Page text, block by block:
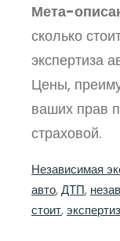
Мета-
сколько
экспертиза
Цены,
ваших прав
страховой.
Независимая
авто, ДТП,
стоит,